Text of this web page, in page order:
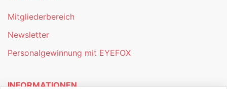
Mitgliederbereich
Newsletter
Personalgewinnung mit EYEFOX
INFORMATIONEN